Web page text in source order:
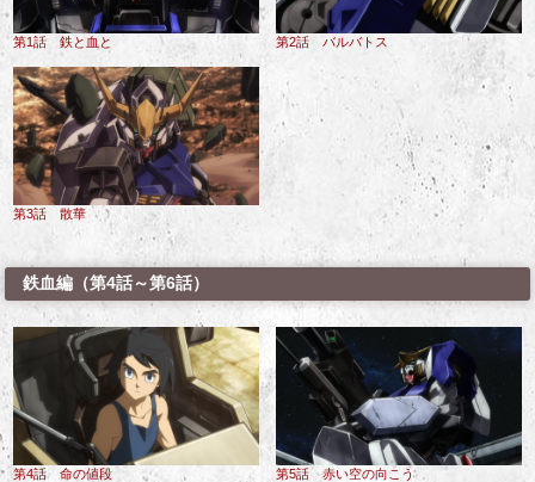
第1話 鉄と血と 第2話 バルバトス
第3話 散華
鉄血編（第4話～第6話）
第4話 命の値段 第5話 赤い空の向こう